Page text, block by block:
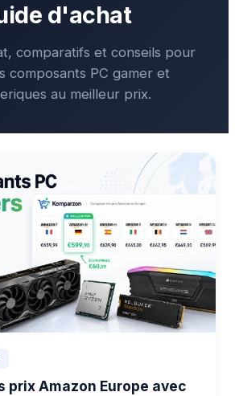
d'achat
comparatifs et conseils pour
composants PC gamer et
au meilleur prix.
prix Amazon Europe avec